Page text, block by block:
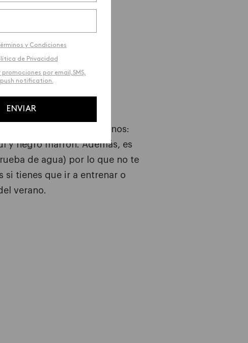
Curve viene en tres tonos:
y negro marrón. Además, es
de agua) por lo que no te
si tienes que ir a entrenar o
verano.
y Condiciones
de Privacidad
promociones por email,SMS,
notification.
ENVIAR